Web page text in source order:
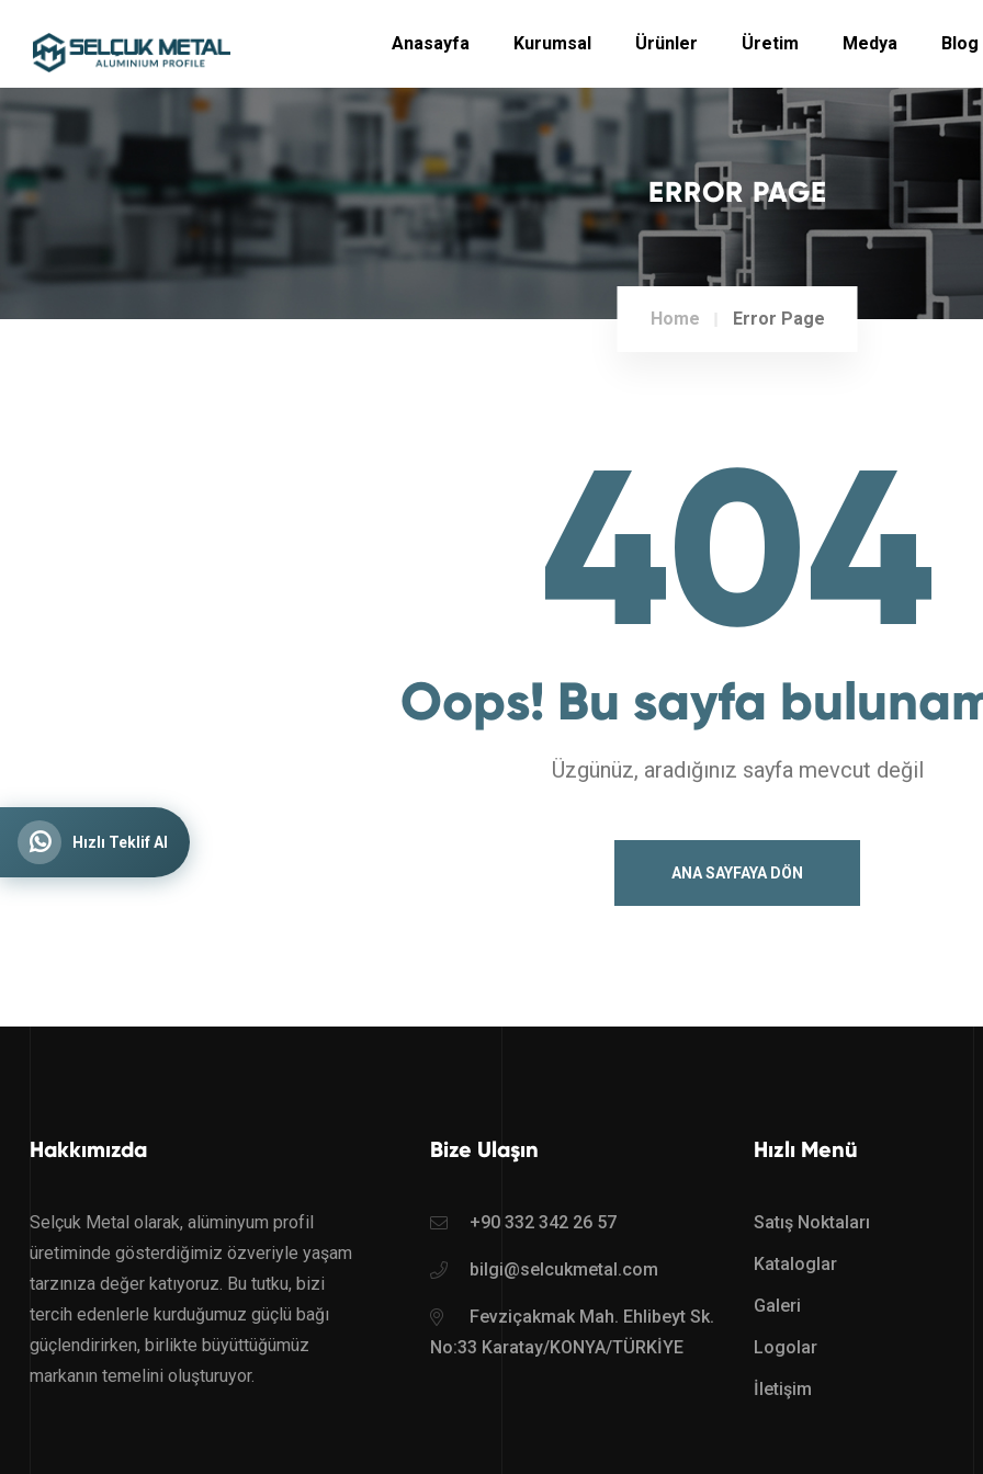
Anasayfa Kurumsal Ürünler Üretim Medya Blog
ERROR PAGE
Home Error Page
404
Oops! Bu sayfa
Üzgünüz, aradığınız sayfa mevcut değil
ANA SAYFAYA DÖN
Hakkımızda
Selçuk Metal olarak, alüminyum profil
üretiminde gösterdiğimiz özveriyle yaşam
tarzınıza değer katıyoruz. Bu tutku, bizi
tercih edenlerle kurduğumuz güçlü bağı
güçlendirirken, birlikte büyüttüğümüz
markanın temelini oluşturuyor.
Bize Ulaşın
+90 332 342 26 57
bilgi@selcukmetal.com
Fevziçakmak Mah. Ehlibeyt Sk.
No:33 Karatay/KONYA/TÜRKİYE
Hızlı Menü
Satış Noktaları
Kataloglar
Galeri
Logolar
İletişim
Hızlı Teklif Al